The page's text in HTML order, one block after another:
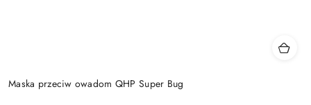
Maska przeciw owadom QHP Super Bug